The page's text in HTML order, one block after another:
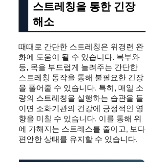
스트레칭을 통한 긴장
해소
때때로 간단한 스트레칭은 위경련 완
화에 도움이 될 수 있습니다. 복부와
등, 목을 부드럽게 늘려주는 간단한
스트레칭 동작을 통해 불필요한 긴장
을 풀어줄 수 있습니다. 특히, 매일 소
량의 스트레칭을 실행하는 습관을 들
이면 소화기관의 건강에 긍정적인 영
향을 미칠 수 있습니다. 이를 통해 위
에 가해지는 스트레스를 줄이고, 보다
편안한 상태를 유지할 수 있습니다.